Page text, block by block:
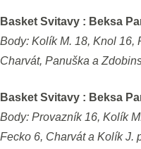
Basket Svitavy : Beksa
Body: Kolík M. 18, Knol 16,
Charvát, Panuška a
Basket Svitavy : Beksa
Body: Provazník 16, Kolík
Fecko 6, Charvát a Kolík J.